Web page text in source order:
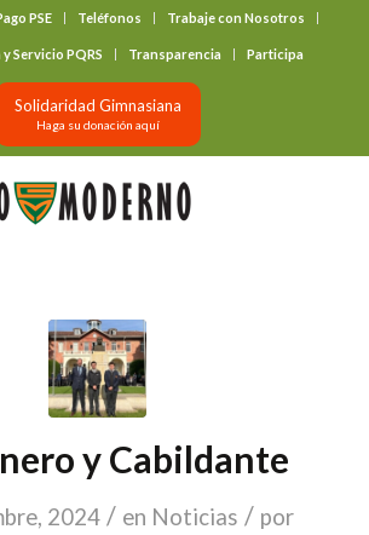
PSE Teléfonos Trabaje con Nosotros
Servicio PQRS Transparencia Participa
Solidaridad Gimnasiana
Haga su donación aquí
y Cabildante
2024 / en Noticias / por